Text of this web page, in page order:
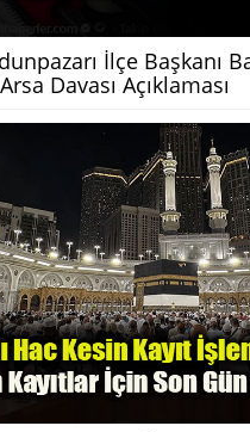
İlçe Başkanı
Davası Açıklaması